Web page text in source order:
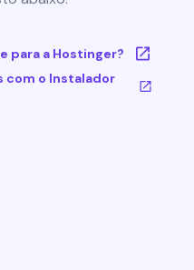
para a Hostinger?
com o Instalador